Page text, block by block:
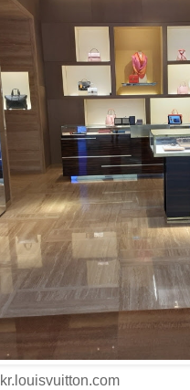
kr.louisvuitton.com